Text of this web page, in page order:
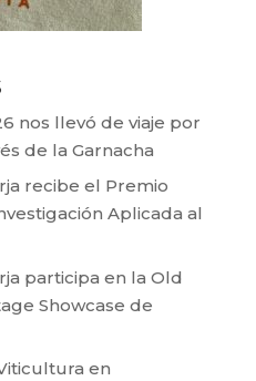
nos llevó de viaje por
de la Garnacha
recibe el Premio
Aplicada al
participa en la Old
Showcase de
en